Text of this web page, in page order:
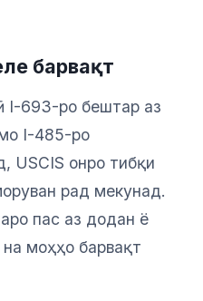
барвақт
I-693-ро бештар аз
I-485-ро
USCIS онро тибқи
рад мекунад.
пас аз додан ё
моҳҳо барвақт